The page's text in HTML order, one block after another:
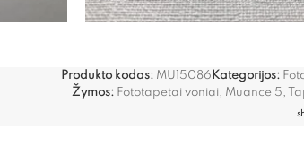
Produkto kodas: MU15086 Kategorijos:
Žymos: Fototapetai voniai, Muance 5,